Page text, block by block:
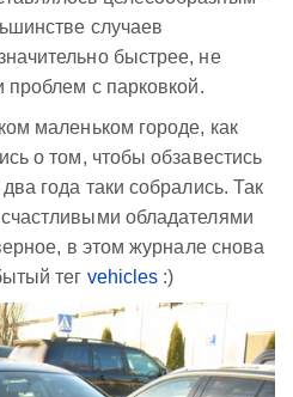
случаев
быстрее, не
проблем с парковкой.
маленьком городе, как
о том, чтобы обзавестись
года таки собрались. Так
обладателями
в этом журнале снова
тег vehicles :)